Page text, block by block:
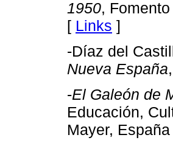
1950,
[ Links ]
-Díaz del
Nueva España
-El Galeón de
Educación,
Mayer,